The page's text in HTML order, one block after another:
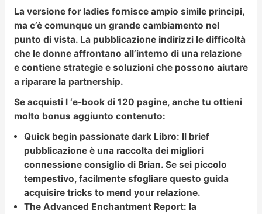
La versione for ladies fornisce ampio simile principi,
ma c’è comunque un grande cambiamento nel
punto di vista. La pubblicazione indirizzi le difficoltà
che le donne affrontano all’interno di una relazione
e contiene strategie e soluzioni che possono aiutare
a riparare la partnership.
Se acquisti l ‘e-book di 120 pagine, anche tu ottieni
molto bonus aggiunto contenuto:
Quick begin passionate dark Libro: Il brief
pubblicazione è una raccolta dei migliori
connessione consiglio di Brian. Se sei piccolo
tempestivo, facilmente sfogliare questo guida
acquisire tricks to mend your relazione.
The Advanced Enchantment Report: la